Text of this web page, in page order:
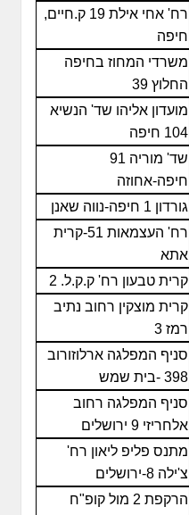
רח' אחי אילת 19 ק.חיים,
חיפה
משרדי המחוז בחיפה
החלוץ 39
מועדון אליהו שד' הנשיא
104 חיפה
שד' מוריה 91
חיפה-אחוזה
גורדון 1 חיפה-נווה שאנן
רח' העצמאות 51-קרית
אתא
קרית טבעון רח' ק.ק.ל. 2
קרית מוצקין רחוב נתיב
רמז 3
סניף המפלגה ארלוזורוב
398 -בית שמש
סניף המפלגה רחוב
אלחריזי 9 ירושלים
מתנס פליפ ליאון רח'
צ'ילה 8-ירושלים
הרקפת 2 מול קופ"ח